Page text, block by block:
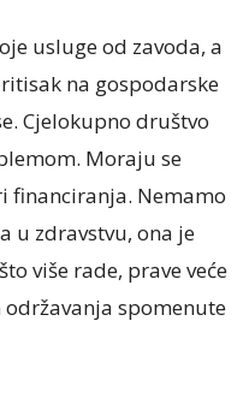
usluge od zavoda, a
na gospodarske
Cjelokupno društvo
Moraju se
financiranja. Nemamo
u zdravstvu, ona je
više rade, prave veće
spomenute